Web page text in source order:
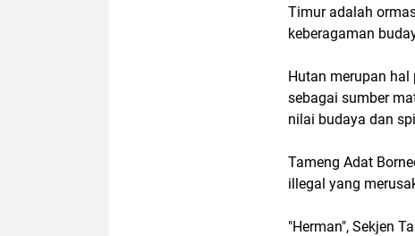
Timur adalah
keberagaman
Hutan merupan
sebagai sumber
nilai budaya dan
Tameng Adat
illegal yang
"Herman", Sekjen